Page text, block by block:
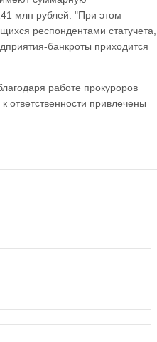
млн рублей. "При этом
респондентами статучета,
банкроты приходится
работе прокуроров
привлечены